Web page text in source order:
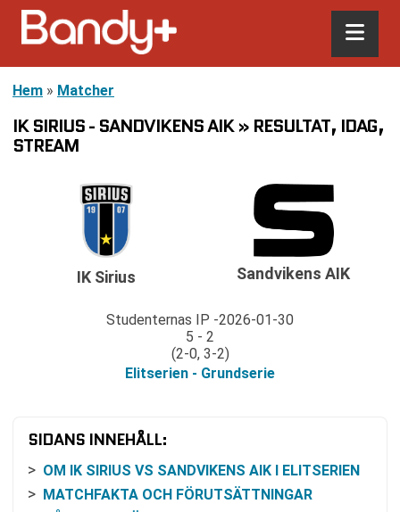
Hem » Matcher
IK SIRIUS - SANDVIKENS AIK » RESULTAT, IDAG,
STREAM
IK Sirius
Studenternas IP 2026-01-30
5 - 2
(2-0, 3-2)
Elitserien - Grundserie
Sandvikens AIK
SIDANS INNEHÅLL:
OM IK SIRIUS VS SANDVIKENS AIK I ELITSERIEN
MATCHFAKTA OCH FÖRUTSÄTTNINGAR